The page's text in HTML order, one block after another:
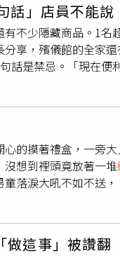
只是一味地在正月剪
一格」。此外，還有
人表示理解舅舅的
學習狀態。
話」店員不能說
不少隱藏商品。1名
享，殯儀館的全家
話是禁忌。「現在便
才知道有些東西竟
點貴，但是颱風天
全家還有賣租賃契約
賣，超神奇」。原
稱奇。貼文引發討論
二殯裡面火化場旁
時候看到也覺得很
的摸著禮盒，一旁
想到裡頭竟放著一堆
落淚大吼不如不送
煩！」「大過年非要
這事」被讚翻